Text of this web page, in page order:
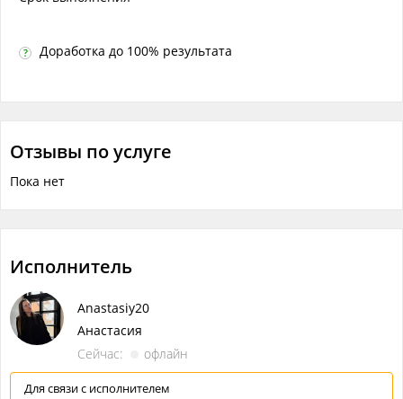
? Доработка до 100% результата
Отзывы по услуге
Пока нет
Исполнитель
Anastasiy20
Анастасия
Сейчас:
офлайн
Для связи с исполнителем